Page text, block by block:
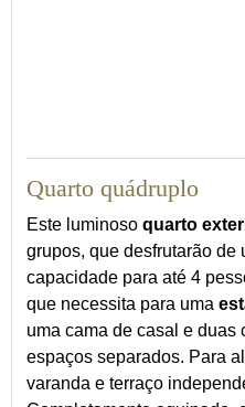
Quarto quádruplo
Este luminoso quarto
grupos, que desfrutarão de
capacidade para até 4
que necessita para uma
uma cama de casal e
espaços separados. Para
varanda e terraço